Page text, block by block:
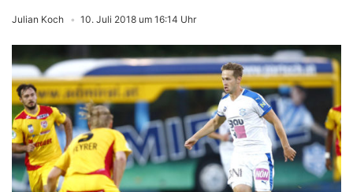
Julian Koch 10. Juli 2018 um 16:14 Uhr